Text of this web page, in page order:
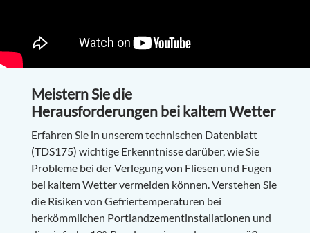
Meistern Sie die
Herausforderungen bei kaltem Wetter
Erfahren Sie in unserem technischen Datenblatt
(TDS175) wichtige Erkenntnisse darüber, wie Sie
Probleme bei der Verlegung von Fliesen und Fugen
bei kaltem Wetter vermeiden können. Verstehen Sie
die Risiken von Gefriertemperaturen bei
herkömmlichen Portlandzementinstallationen und